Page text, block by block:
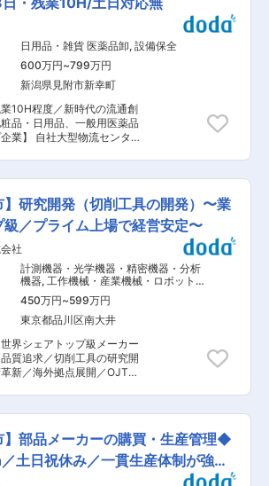
。 ＜具体的な業務内容＞
様確認 ・専用機部品の溶接
度チェックと仕上げ ・安
備や車両の運転、報告書作
少数精鋭ならではの距離の
生を賭して悔いのない職場に
と、安心して長く働ける風
力会社や地域社会からの信
されます。常に目標意識を持
文化があり、技術向上ととも
がら長期的なキャリア形成
安定した勤務体系です。作
の工場、退職金制度や各種
度、健康診断や予防接種補助
ています。有給取得率も高
る環境です。 ■企業の
績を持ち、上場企業を含
引を継続しています。見附
加え、受注生産による一品
技術を提供。環境変化に対
：会社の定
日用品・雑貨 医薬品卸, 設備保全
600万円~799万円
新潟県見附市新幸町
業10H程度／新時代の流通創
品・日用品、一般用医薬品
業】 自社大型物流センター
減、スピード感を持った対
ます。 ■業務内容： ・物
、修理、及び工事 ・マテハン
管理（外注する場合） ■業
ンターのスタッフからの要望
の修繕を行うこともあり、
ュニケーションをとりなが
す。 ・年次、月次の保全計
ンスを行っております。予
細かく行っている為、時間
ことはほとんどありませ
をスケジュール通りに納入
点検やメンテナンスで、ラ
ようにすることがミッショ
実 一部のメンテナンスは外
均残業10時間程度とワークラ
にして働いていただけます。
備の対応を行うため、発注
等が無く、自身の仕事に集
】研究開発（切削工具の開発）〜業
／プライム上場で経営安定〜
社
計測機器・光学機器・精密機器・分析
機器, 工作機械・産業機械・ロボット
評価・実験（機械）
450万円~599万円
東京都品川区南大井
界シェアトップ級メーカー
質追求／切削工具の研究開
新／海外拠点展開／OJT充
にて以下のいずれかの業務
ンドミル工具の開発 ・エン
業 ・エンドミル工具の評価の
ペレーター ■業務詳
の開発…工具の設計、シミ
】部品メーカーの購買・生産管理◆
土日祝休み／一貫生産体制が強み